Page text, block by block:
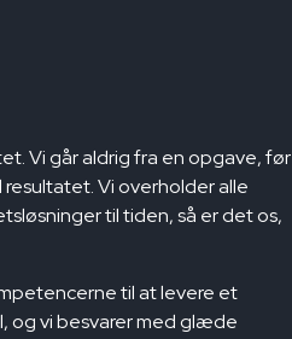
Vi går aldrig fra en opgave, før
Vi overholder alle
til tiden, så er det os,
til at levere et
og vi besvarer med glæde